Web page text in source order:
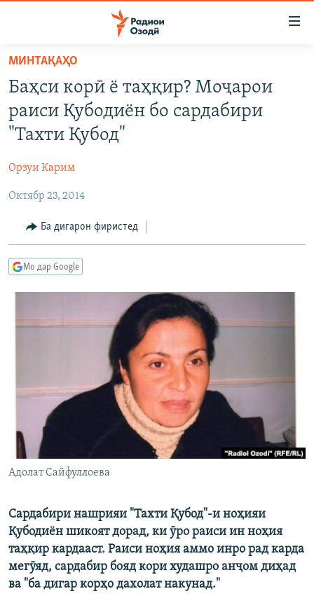
Ҷаҳиш
мояи
аслӣ
Ҷаҳиш
феҳристи
аслӣ
Ҷаҳиш
ҷустор
ИҚТИСОД
ҚАЗИЯИ "КРОКУС"
ОСИЁИ МАРКАЗӢ
ФАРҲАНГ
ВАРЗИШ
ГАПИ ОЗОД
РӮЗГОРИ МУҲОҶИР
ТАҲҚИҚОТ
ҶАНГ ДАР УКРАИНА
НАЗАРИ МАРДУМ
ОЗОДӢ ОНЛАЙН
ВИДЕО
ГУЗОРИШҲОИ РАДИОӢ
РӮЙХАТҲО
Ҳамаи сомонаҳои RFE/RL
МИНТАҚАҲО
Баҳси корӣ ё таҳқир? Моҷарои
раиси Қубодиён бо сардабири
"Тахти Қубод"
Орзуи Карим
Октябр 23, 2014
Ба дигарон фиристед
Мо дар Google
Адолат Сайфуллоева
Сардабири нашрияи "Тахти Қубод"-и ноҳияи
Қубодиён шикоят дорад, ки ӯро раиси ин ноҳия
таҳқир кардааст. Раиси ноҳия аммо инро рад карда
мегӯяд, сардабир бояд кори худашро анҷом диҳад
ва "ба дигар корҳо дахолат накунад."